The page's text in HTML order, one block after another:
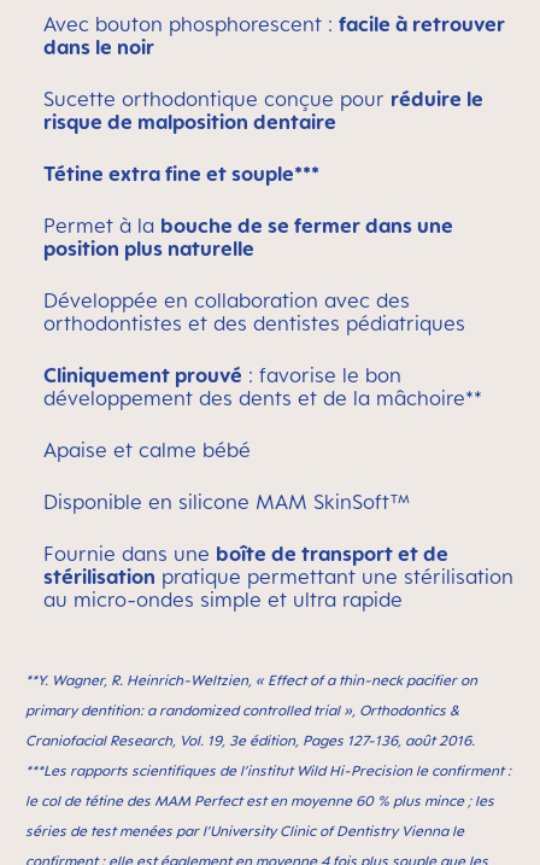
Avec bouton phosphorescent : facile à retrouver
dans le noir
Sucette orthodontique conçue pour réduire le
risque de malposition dentaire
Tétine extra fine et souple***
Permet à la bouche de se fermer dans une
position plus naturelle
Développée en collaboration avec des
orthodontistes et des dentistes pédiatriques
Cliniquement prouvé : favorise le bon
développement des dents et de la mâchoire**
Apaise et calme bébé
Disponible en silicone MAM SkinSoft™
Fournie dans une boîte de transport et de
stérilisation pratique permettant une stérilisation
au micro-ondes simple et ultra rapide
**Y. Wagner, R. Heinrich-Weltzien, « Effect of a thin-neck paciﬁer on
primary dentition: a randomized controlled trial », Orthodontics &
Craniofacial Research, Vol. 19, 3e édition, Pages 127-136, août 2016.
***Les rapports scientifiques de l’institut Wild Hi-Precision le confirment :
le col de tétine des MAM Perfect est en moyenne 60 % plus mince ; les
séries de test menées par l’University Clinic of Dentistry Vienna le
confirment : elle est également en moyenne 4 fois plus souple que les